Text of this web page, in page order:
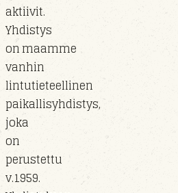
aktiivit.
Yhdistys
on maamme
vanhin
lintutieteellinen
paikallisyhdistys,
joka
on
perustettu
v.1959.